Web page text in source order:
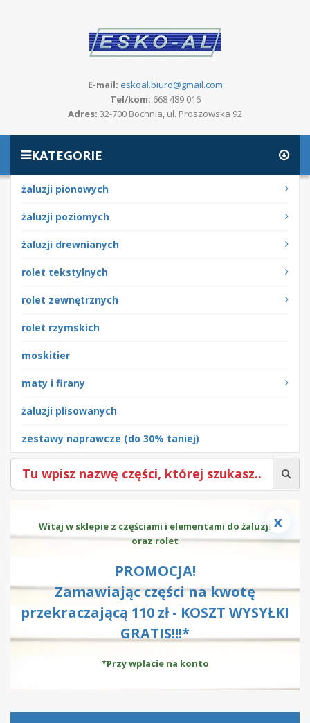
E-mail: eskoal.biuro@gmail.com
Tel/kom: 668 489 016
Adres: 32-700 Bochnia, ul. Proszowska 92
KATEGORIE
żaluzji pionowych
żaluzji poziomych
żaluzji drewnianych
rolet tekstylnych
rolet zewnętrznych
rolet rzymskich
moskitier
maty i firany
żaluzji plisowanych
zestawy naprawcze (do 30% taniej)
x
Witaj w sklepie z częściami i elementami do żaluzji
oraz rolet
PROMOCJA!
Zamawiając części na kwotę
przekraczającą 110 zł - KOSZT WYSYŁKI
GRATIS!!!*
*Przy wpłacie na konto